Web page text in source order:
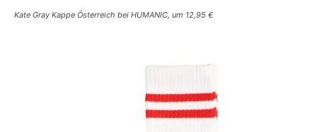
Kate Gray Kappe Österreich bei HUMANIC, um 12,95 €